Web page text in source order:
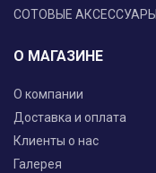
СОТОВЫЕ АКСЕССУАРЫ
О МАГАЗИНЕ
О компании
Доставка и оплата
Клиенты о нас
Галерея